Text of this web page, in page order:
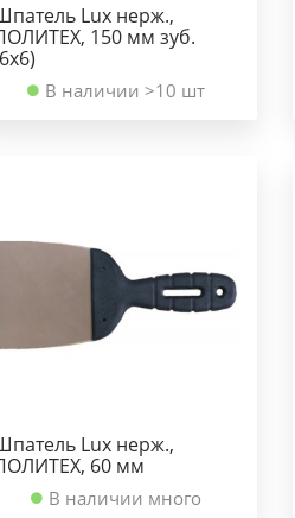
Lux нерж.,
150 мм зуб.
В наличии >10 шт
Lux нерж.,
60 мм
В наличии много